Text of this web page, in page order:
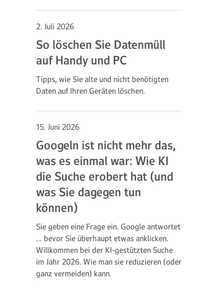
2. Juli 2026
So löschen Sie Datenmüll
auf Handy und PC
Tipps, wie Sie alte und nicht benötigten
Daten auf Ihren Geräten löschen.
15. Juni 2026
Googeln ist nicht mehr das,
was es einmal war: Wie KI
die Suche erobert hat (und
was Sie dagegen tun
können)
Sie geben eine Frage ein. Google antwortet
... bevor Sie überhaupt etwas anklicken.
Willkommen bei der KI-gestützten Suche
im Jahr 2026. Wie man sie reduzieren (oder
ganz vermeiden) kann.